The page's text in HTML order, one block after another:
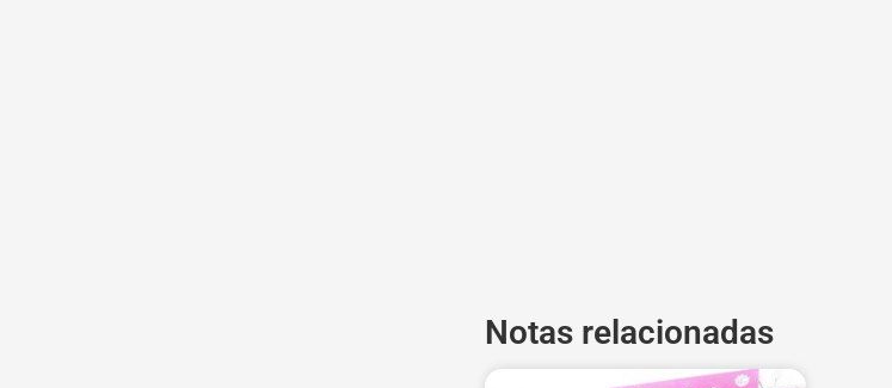
Notas relacionadas